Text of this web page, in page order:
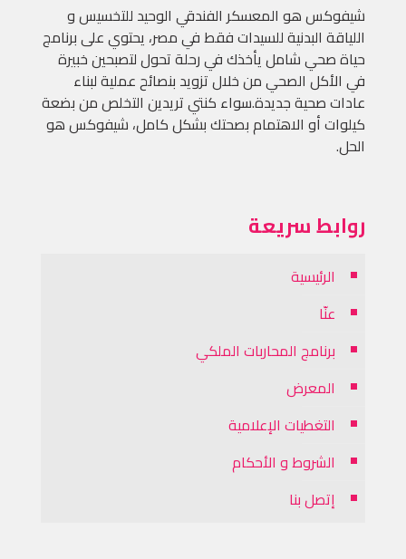
شيفوكس هو المعسكر الفندقي الوحيد للتخسيس و
اللياقة البدنية للسيدات فقط في مصر، يحتوي على برنامج
حياة صحي شامل يأخذك في رحلة تحول لتصبحين خبيرة
في الأكل الصحي من خلال تزويد بنصائح عملية لبناء
عادات صحية جديدة.سواء كنتي تريدين التخلص من بضعة
كيلوات أو الاهتمام بصحتك بشكل كامل، شيفوكس هو
الحل.
روابط سريعة
الرئيسية
عنّا
برنامج المحاربات الملكي
المعرض
التغطيات الإعلامية
الشروط و الأحكام
إتصل بنا